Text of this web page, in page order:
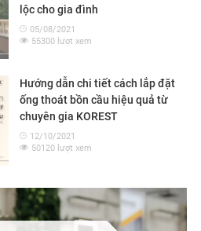
lộc cho gia đình
05/08/2021
55300 lượt xem
Hướng dẫn chi tiết cách lắp đặt
ống thoát bồn cầu hiệu quả từ
chuyên gia KOREST
12/10/2021
50120 lượt xem